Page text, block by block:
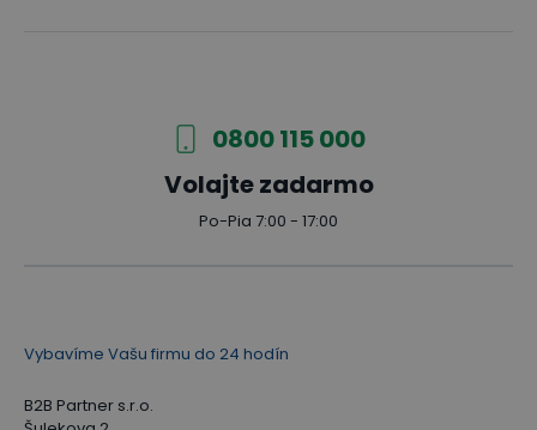
0800 115 000
Volajte zadarmo
Po-Pia 7:00 - 17:00
Vybavíme Vašu firmu do 24 hodín
B2B Partner s.r.o.